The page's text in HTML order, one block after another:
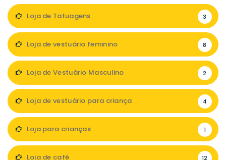
Loja de Tatuagens 3
Loja de vestuário feminino 8
Loja de Vestuário Masculino 2
Loja de vestuário para criança 4
Loja para crianças 1
Loja de café 12